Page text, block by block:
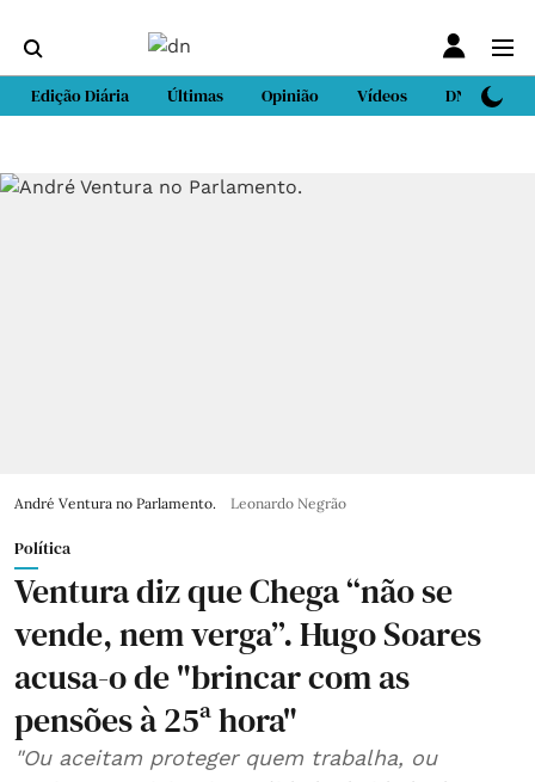
Edição Diária Últimas Opinião Vídeos DN Sport
André Ventura no Parlamento. Leonardo Negrão
Política
Ventura diz que Chega “não se
vende, nem verga”. Hugo Soares
acusa-o de "brincar com as
pensões à 25ª hora"
"Ou aceitam proteger quem trabalha, ou